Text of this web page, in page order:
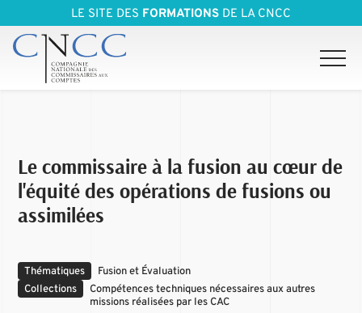
LE SITE DES FORMATIONS DE LA CNCC
Le commissaire à la fusion au cœur de
l'équité des opérations de fusions ou
assimilées
Thématiques
Fusion et Évaluation
Collections
Compétences techniques nécessaires aux autres
missions réalisées par les CAC